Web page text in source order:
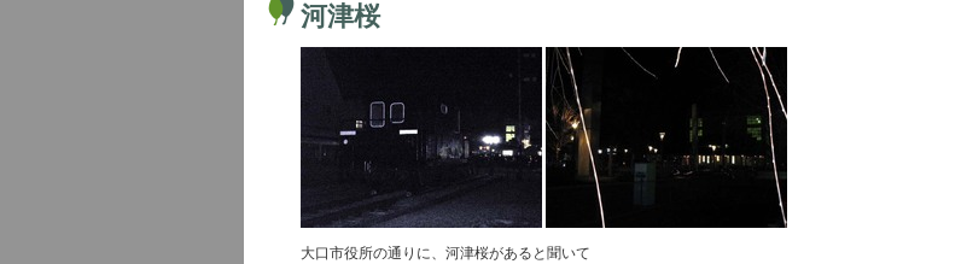
河津桜
大口市役所の通りに、河津桜があると聞いて